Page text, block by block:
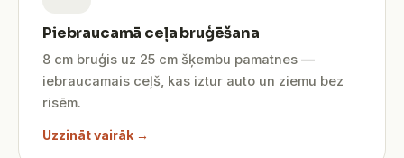
Piebraucamā ceļa bruģēšana
8 cm bruģis uz 25 cm šķembu pamatnes —
iebraucamais ceļš, kas iztur auto un ziemu bez
risēm.
Uzzināt vairāk →